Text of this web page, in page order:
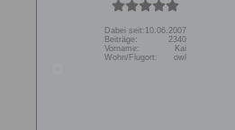
Dabei seit: 10.06.2007
Beiträge:
2340
Vorname:
Kai
Wohn/Flugort:
owl